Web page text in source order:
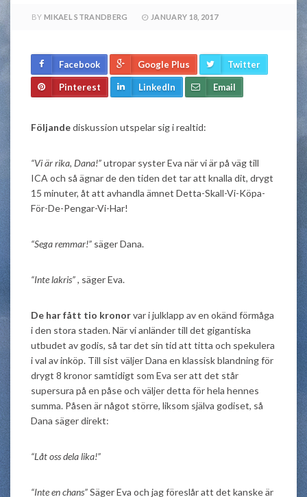
BY MIKAEL STRANDBERG JANUARY 18, 2017
Facebook Google Plus Twitter
Pinterest LinkedIn Email
Följandediskussion utspelar sig i realtid:
“Vi är rika, Dana!”utropar syster Eva när vi är på väg till
ICA och så ägnar de den tiden det tar att knalla dit, drygt
15 minuter, åt att avhandla ämnet Detta-Skall-Vi-Köpa-
För-De-Pengar-Vi-Har!
“Sega remmar!” säger Dana.
“Inte lakris”, säger Eva.
De har fått tio kronorvar i julklapp av en okänd förmåga
i den stora staden. När vi anländer till det gigantiska
utbudet av godis, så tar det sin tid att titta och spekulera
i val av inköp. Till sist väljer Dana en klassisk blandning för
drygt 8 kronor samtidigt som Eva ser att det står
supersura på en påse och väljer detta för hela hennes
summa. Påsen är något större, liksom själva godiset, så
Dana säger direkt:
“Låt oss dela lika!”
“Inte en chans”Säger Eva och jag föreslår att det kanske är